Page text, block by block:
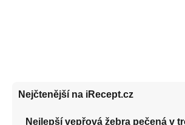
Nejčtenější na iRecept.cz
Nejlepší vepřová žebra pečená v